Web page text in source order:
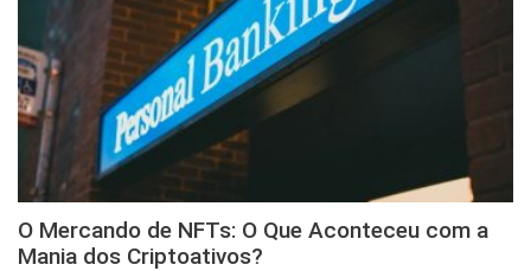
O Mercando de NFTs: O Que Aconteceu com a
Mania dos Criptoativos?